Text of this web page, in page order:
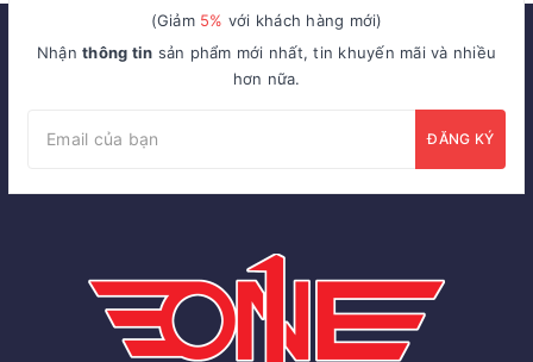
(Giảm 5% với khách hàng mới)
Nhậnthông tin sản phẩm mới nhất, tin khuyến mãi và nhiều
hơn nữa.
ĐĂNG KÝ